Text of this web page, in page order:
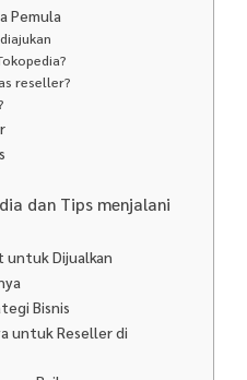
Pemula
reseller?
dan Tips menjalani
untuk Dijualkan
Bisnis
untuk Reseller di